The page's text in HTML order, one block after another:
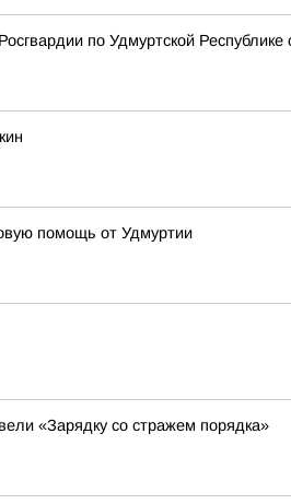
по Удмуртской Республике
помощь от Удмуртии
«Зарядку со стражем порядка»